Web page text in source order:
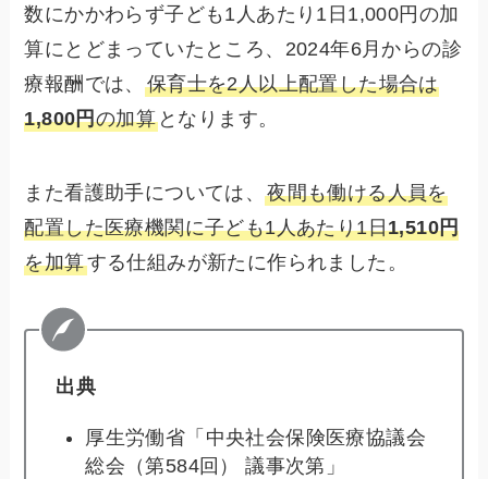
数にかかわらず子ども1人あたり1日1,000円の加
算にとどまっていたところ、2024年6月からの診
療報酬では、 保育士を2人以上配置した場合は
1,800円の加算 となります。
また看護助手については、夜間も働ける人員を
配置した医療機関に子ども1人あたり1日1,510円
を加算する仕組みが新たに作られました。
出典
厚生労働省「中央社会保険医療協議会
総会（第584回） 議事次第」